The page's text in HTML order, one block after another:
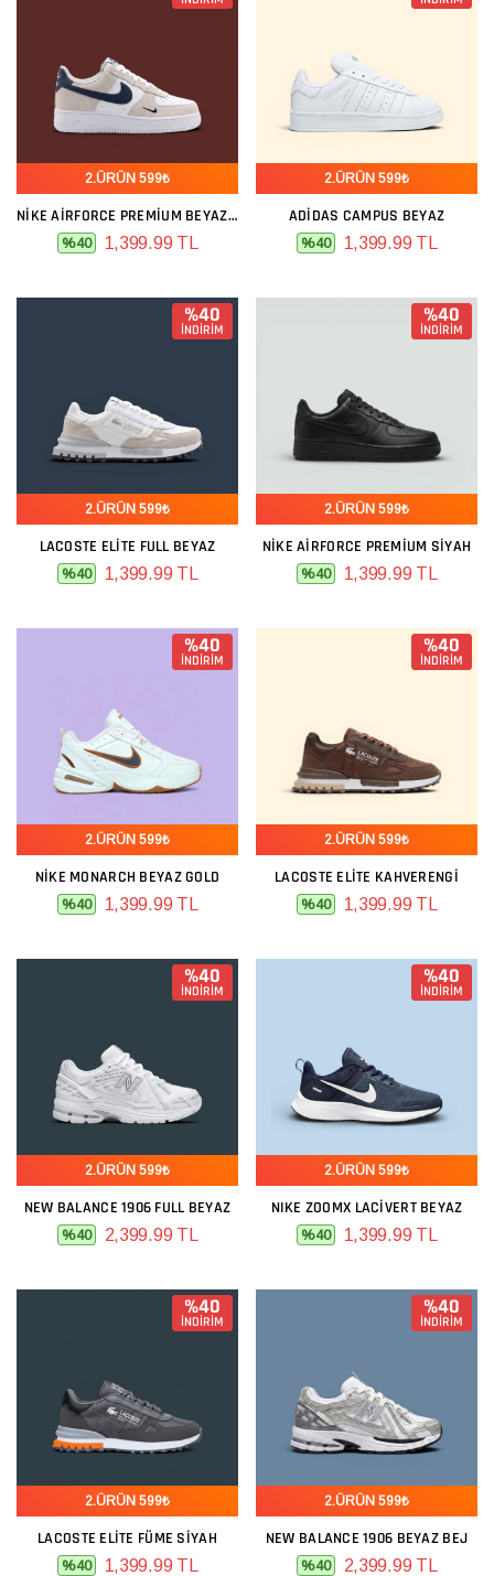
2.ÜRÜN 599₺
NIKE AIRFORCE PREMIUM BEYAZ GRI LACIVERT
%40 1,399.99 TL
2.ÜRÜN 599₺
ADIDAS CAMPUS BEYAZ
%40 1,399.99 TL
%40
İNDİRİM
2.ÜRÜN 599₺
LACOSTE ELITE FULL BEYAZ
%40 1,399.99 TL
%40
İNDİRİM
2.ÜRÜN 599₺
NIKE AIRFORCE PREMIUM SIYAH
%40 1,399.99 TL
%40
İNDİRİM
2.ÜRÜN 599₺
NIKE MONARCH BEYAZ GOLD
%40 1,399.99 TL
%40
İNDİRİM
2.ÜRÜN 599₺
LACOSTE ELITE KAHVERENGI
%40 1,399.99 TL
%40
İNDİRİM
2.ÜRÜN 599₺
NEW BALANCE 1906 FULL BEYAZ
%40 2,399.99 TL
%40
İNDİRİM
2.ÜRÜN 599₺
NIKE ZOOMX LACIVERT BEYAZ
%40 1,399.99 TL
%40
İNDİRİM
2.ÜRÜN 599₺
LACOSTE ELITE FÜME SIYAH
%40 1,399.99 TL
%40
İNDİRİM
2.ÜRÜN 599₺
NEW BALANCE 1906 BEYAZ BEJ
%40 2,399.99 TL